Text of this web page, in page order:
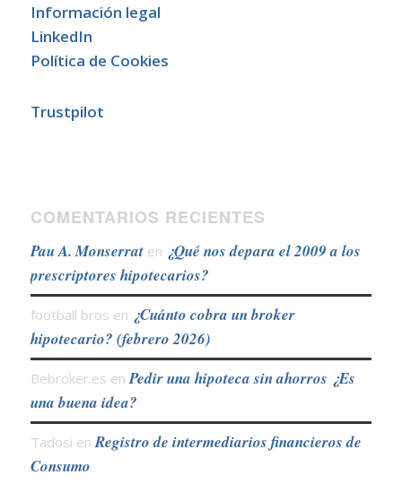
Información legal
LinkedIn
Política de Cookies
Trustpilot
COMENTARIOS RECIENTES
Pau A. Monserraten ¿Qué nos depara el 2009 a los
prescriptores hipotecarios?
football bros en ¿Cuánto cobra un broker
hipotecario? (febrero 2026)
Bebroker.es en Pedir una hipoteca sin ahorros ¿Es
una buena idea?
Tadosi en Registro de intermediarios financieros de
Consumo